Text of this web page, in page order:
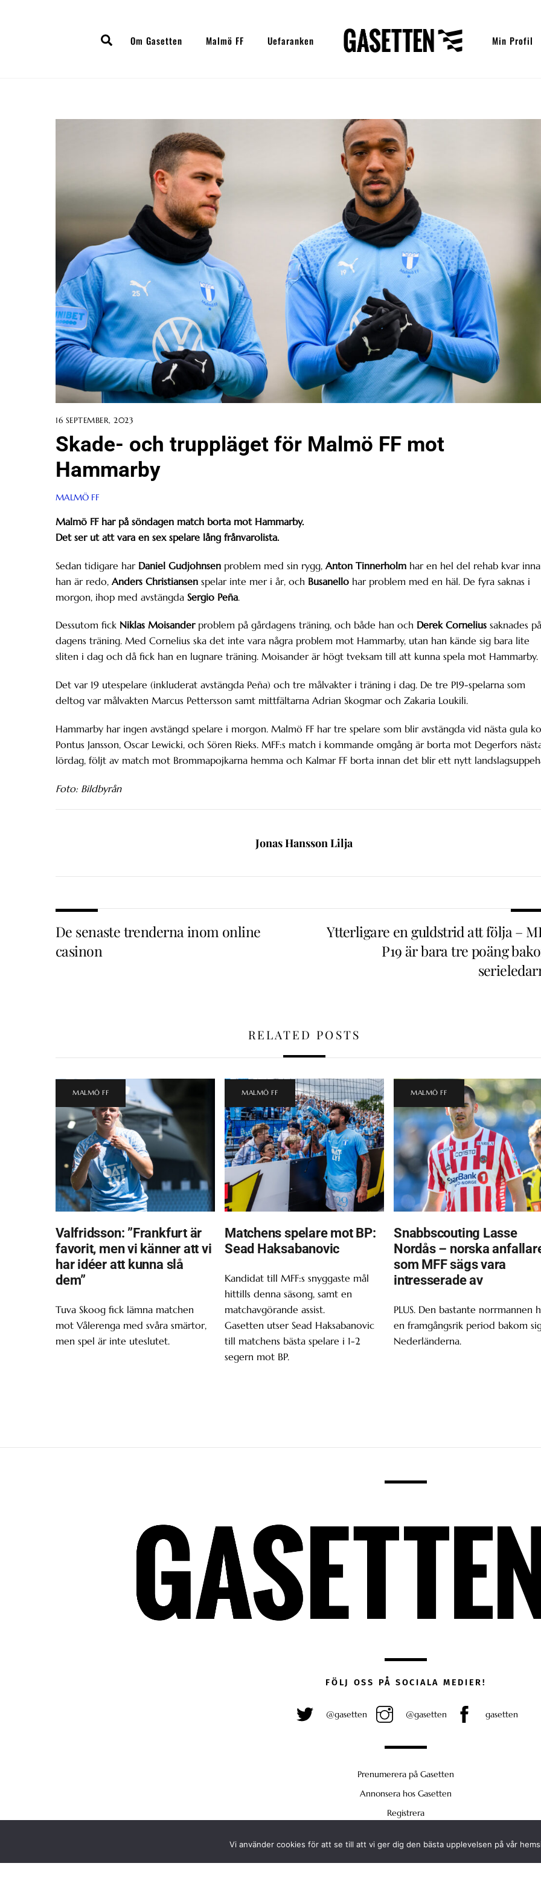
SearchOm Gasetten Malmö FF Uefaranken Min Profil
16 SEPTEMBER, 2023
Skade- och truppläget för Malmö FF mot
Hammarby
MALMÖ FF
Malmö FF har på söndagen match borta mot Hammarby.
Det ser ut att vara en sex spelare lång frånvarolista.
Sedan tidigare har Daniel Gudjohnsen problem med sin rygg, Anton Tinnerholm har en hel del rehab kvar
han är redo, Anders Christiansen spelar inte mer i år, och Busanello har problem med en häl. De fyra saknas i
morgon, ihop med avstängda Sergio Peña.
Dessutom fick Niklas Moisanderproblem på gårdagens träning, och både han och Derek Cornelius saknades på
dagens träning. Med Cornelius ska det inte vara några problem mot Hammarby, utan han kände sig bara lite
sliten i dag och då fick han en lugnare träning. Moisander är högt tveksam till att kunna spela mot Hammarby.
Det var 19 utespelare (inkluderat avstängda Peña) och tre målvakter i träning i dag. De tre P19-spelarna som
deltog var målvakten Marcus Pettersson samt mittfältarna Adrian Skogmar och Zakaria Loukili.
Hammarby har ingen avstängd spelare i morgon. Malmö FF har tre spelare som blir avstängda vid nästa gula
Pontus Jansson, Oscar Lewicki, och Sören Rieks. MFF:s match i kommande omgång är borta mot Degerfors
lördag, följt av match mot Brommapojkarna hemma och Kalmar FF borta innan det blir ett nytt
Foto: Bildbyrån
Jonas Hansson Lilja
De senaste trenderna inom online
casinon
Ytterligare en guldstrid att följa –
P19 är bara tre poäng
RELATED POSTS
MALMÖ FF
Valfridsson: ”Frankfurt är
favorit, men vi känner att vi
har idéer att kunna slå
dem”
Tuva Skoog fick lämna matchen
mot Vålerenga med svåra smärtor,
men spel är inte uteslutet.
MALMÖ FF
Matchens spelare mot BP:
Sead Haksabanovic
Kandidat till MFF:s snyggaste mål
hittills denna säsong, samt en
matchavgörande assist.
Gasetten utser Sead Haksabanovic
till matchens bästa spelare i 1-2
segern mot BP.
MALMÖ FF
Snabbscouting Lasse
Nordås – norska
som MFF sägs vara
intresserade av
PLUS. Den bastante norrmannen
en framgångsrik period bakom
Nederländerna.
FÖLJ OSS PÅ SOCIALA MEDIER!
@gasetten @gasetten gasetten
Prenumerera på Gasetten
Annonsera hos Gasetten
Registrera
Vi använder cookies för att se till att vi ger dig den bästa upplevelsen på vår